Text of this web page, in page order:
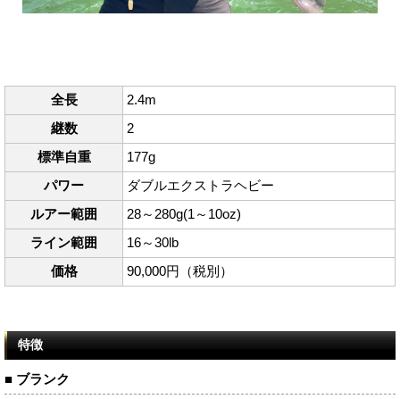
全長
2.4m
継数
2
標準自重
177g
パワー
ダブルエクストラヘビー
ルアー範囲
28～280g(1～10oz)
ライン範囲
16～30lb
価格
90,000円（税別）
特徴
■ ブランク